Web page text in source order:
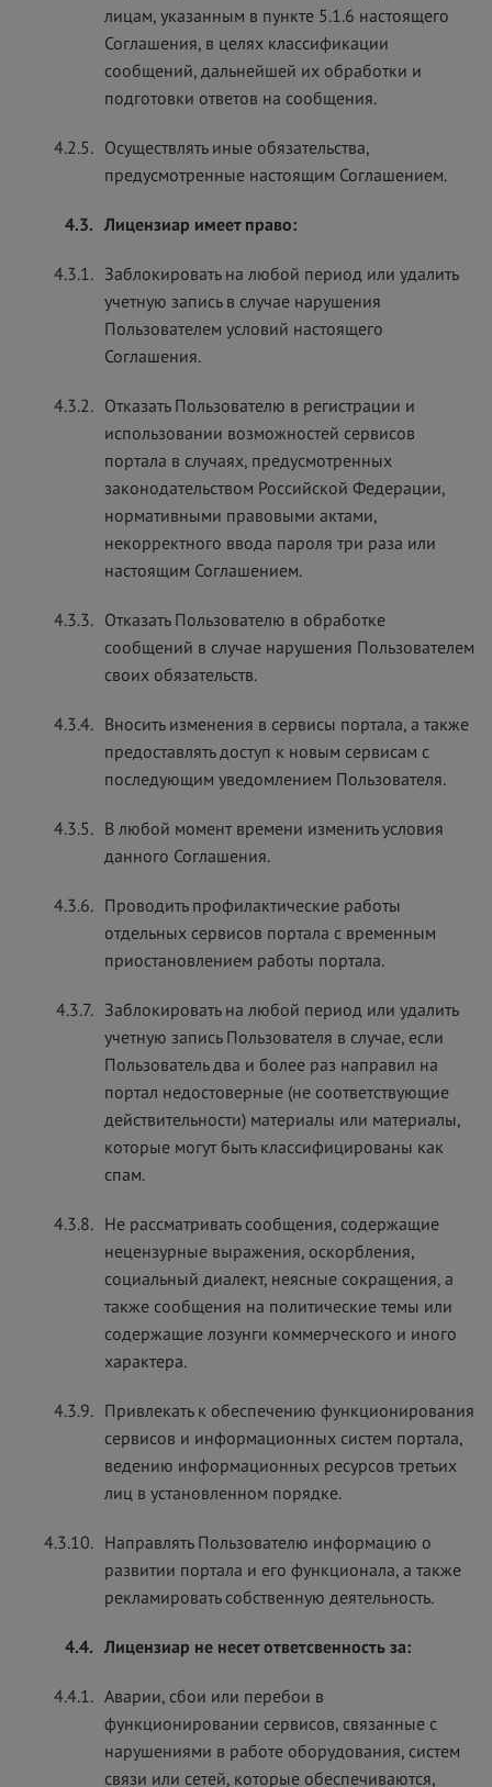
лицам, указанным в пункте 5.1.6 настоящего
Соглашения, в целях классификации
сообщений, дальнейшей их обработки и
подготовки ответов на сообщения.
4.2.5. Осуществлять иные обязательства,
предусмотренные настоящим Соглашением.
4.3. Лицензиар имеет право:
4.3.1. Заблокировать на любой период или удалить
учетную запись в случае нарушения
Пользователем условий настоящего
Соглашения.
4.3.2. Отказать Пользователю в регистрации и
использовании возможностей сервисов
портала в случаях, предусмотренных
законодательством Российской Федерации,
нормативными правовыми актами,
некорректного ввода пароля три раза или
настоящим Соглашением.
4.3.3. Отказать Пользователю в обработке
сообщений в случае нарушения Пользователем
своих обязательств.
4.3.4. Вносить изменения в сервисы портала, а также
предоставлять доступ к новым сервисам с
последующим уведомлением Пользователя.
4.3.5. В любой момент времени изменить условия
данного Соглашения.
4.3.6. Проводить профилактические работы
отдельных сервисов портала с временным
приостановлением работы портала.
4.3.7. Заблокировать на любой период или удалить
учетную запись Пользователя в случае, если
Пользователь два и более раз направил на
портал недостоверные (не соответствующие
действительности) материалы или материалы,
которые могут быть классифицированы как
спам.
4.3.8. Не рассматривать сообщения, содержащие
нецензурные выражения, оскорбления,
социальный диалект, неясные сокращения, а
также сообщения на политические темы или
содержащие лозунги коммерческого и иного
характера.
4.3.9. Привлекать к обеспечению функционирования
сервисов и информационных систем портала,
ведению информационных ресурсов третьих
лиц в установленном порядке.
4.3.10. Направлять Пользователю информацию о
развитии портала и его функционала, а также
рекламировать собственную деятельность.
4.4. Лицензиар не несет ответсвенность за:
4.4.1. Аварии, сбои или перебои в
функционировании сервисов, связанные с
нарушениями в работе оборудования, систем
связи или сетей, которые обеспечиваются,